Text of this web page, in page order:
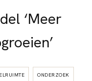
‘Meer
ONDERZOEK